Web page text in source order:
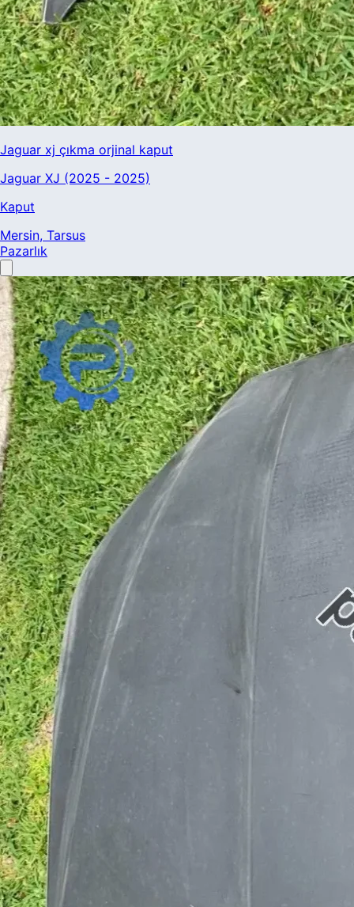
Jaguar xj çıkma orjinal kaput
Jaguar XJ (2025 - 2025)
Kaput
Mersin, Tarsus
Pazarlık